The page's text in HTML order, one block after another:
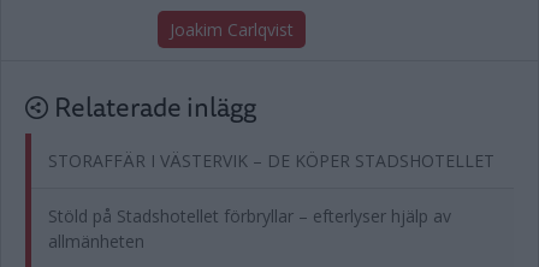
Joakim Carlqvist
Relaterade inlägg
STORAFFÄR I VÄSTERVIK – DE KÖPER STADSHOTELLET
Stöld på Stadshotellet förbryllar – efterlyser hjälp av
allmänheten